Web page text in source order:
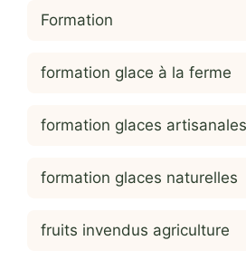
Formation
formation glace à la ferme
formation glaces artisanales
formation glaces naturelles
fruits invendus agriculture